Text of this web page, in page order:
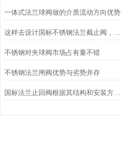
一体式法兰球阀做的介质流动方向优势
不锈钢对夹球阀市场占有量不错
不锈钢法兰闸阀优势与劣势并存
国标法兰止回阀根据其结构和安装方式可分为以下几类